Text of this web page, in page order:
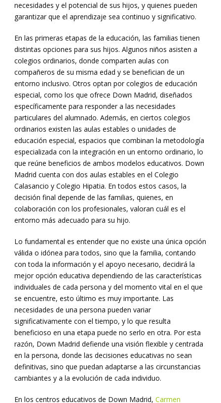
necesidades y el potencial de sus hijos, y quienes pueden
garantizar que el aprendizaje sea continuo y significativo.
En las primeras etapas de la educación, las familias tienen
distintas opciones para sus hijos. Algunos niños asisten a
colegios ordinarios, donde comparten aulas con
compañeros de su misma edad y se benefician de un
entorno inclusivo. Otros optan por colegios de educación
especial, como los que ofrece Down Madrid, diseñados
específicamente para responder a las necesidades
particulares del alumnado. Además, en ciertos colegios
ordinarios existen las aulas estables o unidades de
educación especial, espacios que combinan la metodología
especializada con la integración en un entorno ordinario, lo
que reúne beneficios de ambos modelos educativos. Down
Madrid cuenta con dos aulas estables en el Colegio
Calasancio y Colegio Hipatia. En todos estos casos, la
decisión final depende de las familias, quienes, en
colaboración con los profesionales, valoran cuál es el
entorno más adecuado para su hijo.
Lo fundamental es entender que no existe una única opción
válida o idónea para todos, sino que la familia, contando
con toda la información y el apoyo necesario, decidirá la
mejor opción educativa dependiendo de las características
individuales de cada persona y del momento vital en el que
se encuentre, esto último es muy importante. Las
necesidades de una persona pueden variar
significativamente con el tiempo, y lo que resulta
beneficioso en una etapa puede no serlo en otra. Por esta
razón, Down Madrid defiende una visión flexible y centrada
en la persona, donde las decisiones educativas no sean
definitivas, sino que puedan adaptarse a las circunstancias
cambiantes y a la evolución de cada individuo.
En los centros educativos de Down Madrid, Carmen